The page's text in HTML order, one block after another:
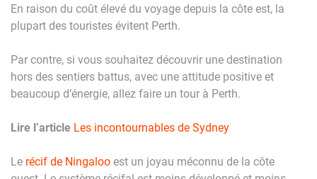
En raison du coût élevé du voyage depuis la côte est, la
plupart des touristes évitent Perth.
Par contre, si vous souhaitez découvrir une destination
hors des sentiers battus, avec une attitude positive et
beaucoup d’énergie, allez faire un tour à Perth.
Lire l’article Les incontournables de Sydney
Le récif de Ningaloo est un joyau méconnu de la côte